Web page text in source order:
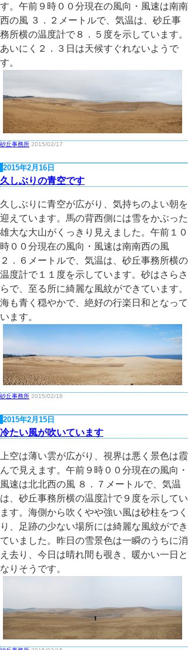
す。午前９時００分現在の風向・風速は南南
西の風 ３．２メートルで、気温は、砂丘事
務所横の温度計で８．５度を示しています。
あいにく２．３日は天候すぐれないようで
す。
砂丘事務所 2015/02/17
2015年2月16日
久しぶりの青空です
久しぶりに青空が広がり、気持ちのよい朝を
迎えています。馬の背西側には雪をかぶった
雄大な大山がくっきり見えました。午前１０
時００分現在の風向・風速は南南西の風
２．６メートルで、気温は、砂丘事務所横の
温度計で１１度を示しています。砂はさらさ
らで、至る所に綺麗な風紋ができています。
海も青く穏やかで、絶好の行楽日和となって
います。
砂丘事務所 2015/02/16
2015年2月15日
冷たい風が吹いています
上空は薄い雲が広がり、視界は悪く景色は霞
んで見えます。午前９時００分現在の風向・
風速は北北西の風 ８．７メートルで、気温
は、砂丘事務所横の温度計で９度を示してい
ます。海側から吹くやや強い風は砂柱をつく
り、足跡の少ない場所には綺麗な風紋ができ
ていました。昨日の雪景色は一瞬のうちに消
え去り、今日は晴れ間も覗き、暖かい一日と
なりそうです。